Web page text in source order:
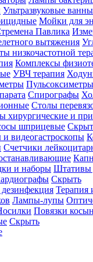
Ультразвуковые
Мойки для
Павлика
вытяжения
низкочастотной
Комплексы
УВЧ терапия
Пульсоксиметры
Спирографы
Столы
хирургические и
шприцевые
и видеогастроскопы
Счетчики
и наборы Штативы
Скрыть
Терапия
Лампы-лупы
Повязки
Скрыть